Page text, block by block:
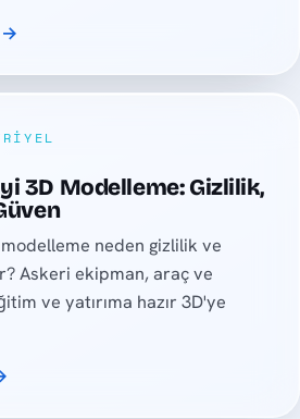
→
3D Modelleme: Gizlilik,
neden gizlilik ve
Askeri ekipman, araç ve
ve yatırıma hazır 3D'ye